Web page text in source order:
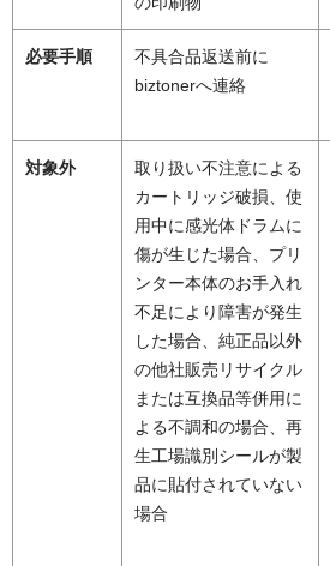
必要手順
不具合品返送前に
biztonerへ連絡
対象外
取り扱い不注意による
カートリッジ破損、使
用中に感光体ドラムに
傷が生じた場合、プリ
ンター本体のお手入れ
不足により障害が発生
した場合、純正品以外
の他社販売リサイクル
または互換品等併用に
よる不調和の場合、再
生工場識別シールが製
品に貼付されていない
場合